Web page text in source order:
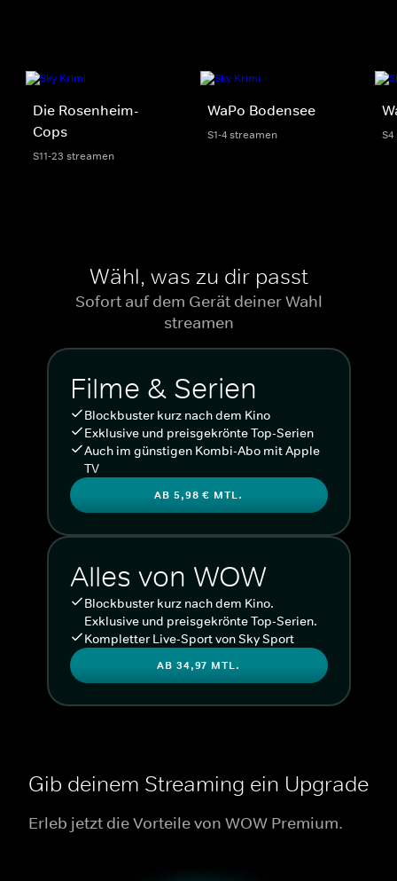
Die Rosenheim-
Cops
S11-23 streamen
WaPo Bodensee
S1-4 streamen
Wähl, was zu dir passt
Sofort auf dem Gerät deiner Wahl
streamen
Filme & Serien
Blockbuster kurz nach dem Kino
Exklusive und preisgekrönte Top-Serien
Auch im günstigen Kombi-Abo mit Apple
TV
AB 5,98 € MTL.
Alles von WOW
Blockbuster kurz nach dem Kino.
Exklusive und preisgekrönte Top-Serien.
Kompletter Live-Sport von Sky Sport
AB 34,97 MTL.
Gib deinem Streaming ein Upgrade
Erleb jetzt die Vorteile von WOW Premium.